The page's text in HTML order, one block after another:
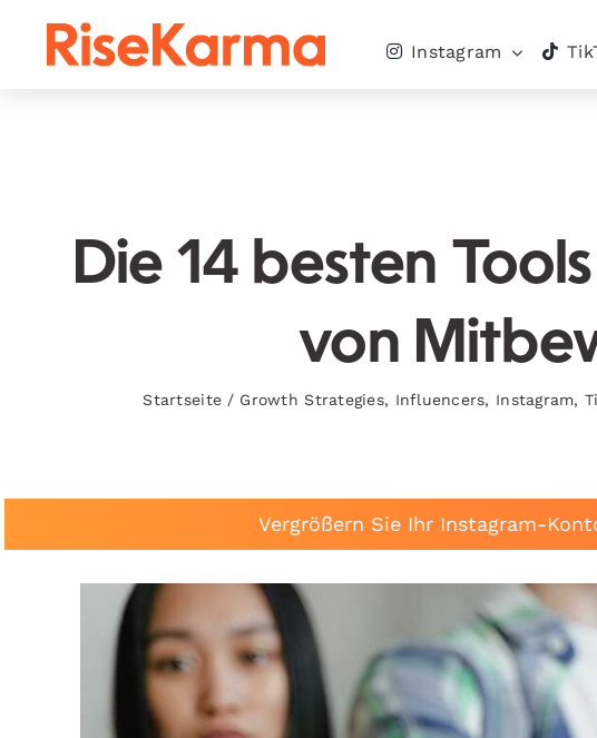
Instagram
Die 14 besten
von
Startseite / Growth Strategies, Influencers, Instagram,
Vergrößern Sie Ihr Instagram-